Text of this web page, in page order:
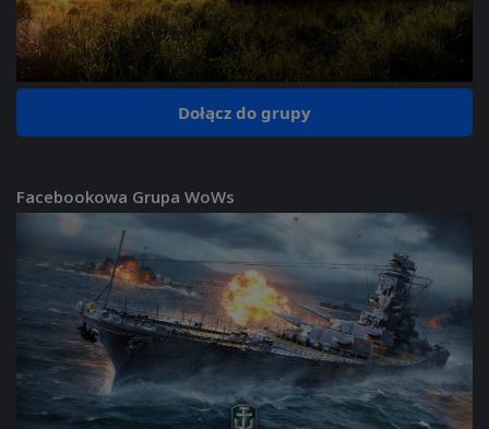
Dołącz do grupy
Facebookowa Grupa WoWs